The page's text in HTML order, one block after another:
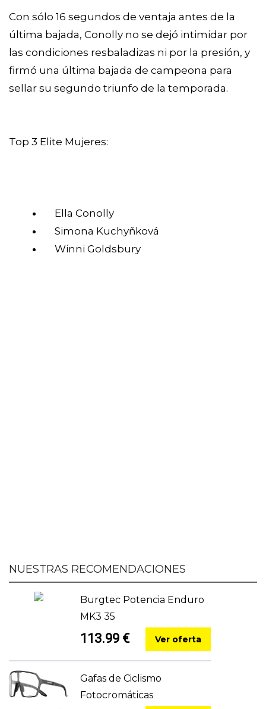
Con sólo 16 segundos de ventaja antes de la
última bajada, Conolly no se dejó intimidar por
las condiciones resbaladizas ni por la presión, y
firmó una última bajada de campeona para
sellar su segundo triunfo de la temporada.
Top 3 Elite Mujeres:
Ella Conolly
Simona Kuchyňková
Winni Goldsbury
NUESTRAS RECOMENDACIONES
Burgtec Potencia Enduro
MK3 35
113.99 € Ver oferta
Gafas de Ciclismo
Fotocromáticas